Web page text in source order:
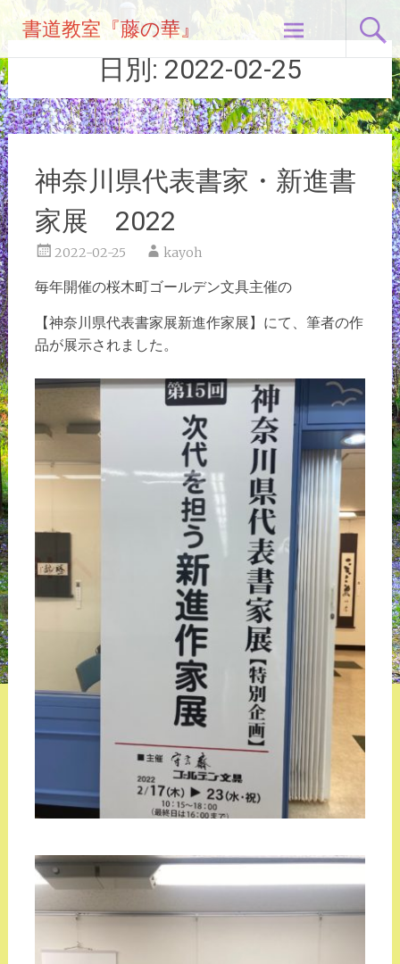
テ
ン
ツ
へ
ス
キ
ッ
プ
書道教室『藤の華』
日別: 2022-02-25
神奈川県代表書家・新進書
家展 2022
2022-02-25 kayoh
毎年開催の桜木町ゴールデン文具主催の
【神奈川県代表書家展新進作家展】にて、筆者の作
品が展示されました。